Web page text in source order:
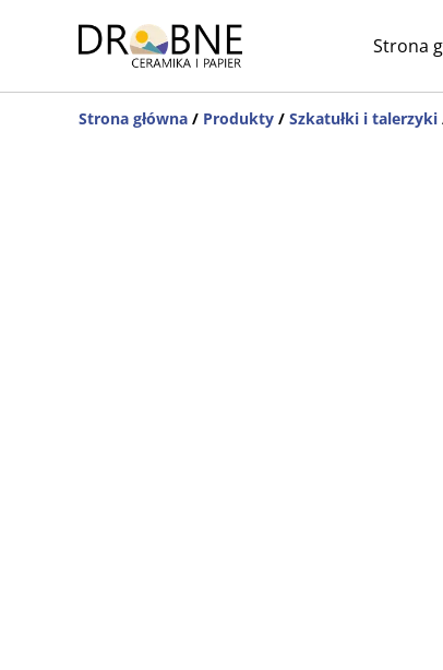
Strona
Strona główna / Produkty / Szkatułki i talerzyki